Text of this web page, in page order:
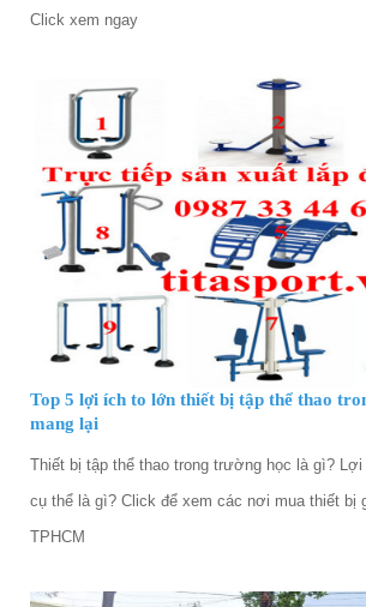
Click xem ngay
Top 5 lợi ích to lớn thiết bị tập thể thao
mang lại
Thiết bị tập thể thao trong trường học là gì?
cụ thể là gì? Click để xem các nơi mua thiết bị
TPHCM